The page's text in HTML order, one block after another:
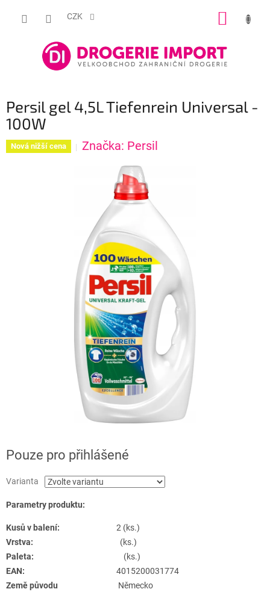
CZK
Persil gel 4,5L Tiefenrein Universal -
100W
Nová nižší cena Značka: Persil
Pouze pro přihlášené
Varianta
Parametry produktu:
Kusů v balení:
2 (ks.)
Vrstva:
(ks.)
Paleta:
(ks.)
EAN:
4015200031774
Země původu
Německo